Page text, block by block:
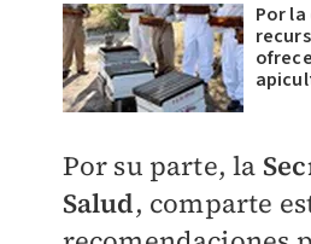
Por
Por su parte, la
Salud, comparte